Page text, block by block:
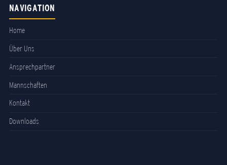
NAVIGATION
Home
Über Uns
Ansprechpartner
Mannschaften
Kontakt
Downloads